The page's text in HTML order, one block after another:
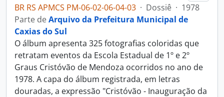
BR RS APMCS PM-06-02-06-04-03 · Dossiê · 1978
Parte deArquivo da Prefeitura Municipal de
Caxias do Sul
O álbum apresenta 325 fotografias coloridas que
retratam eventos da Escola Estadual de 1º e 2º
Graus Cristóvão de Mendoza ocorridos no ano de
1978. A capa do álbum registrada, em letras
douradas, a expressão "Cristóvão - Inauguração da